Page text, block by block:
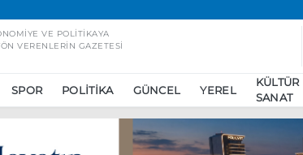
VE POLITIKAYA
VERENLERIN GAZETESI
SPOR POLITIKA GÜNCEL YEREL
KÜLTÜR
SANAT